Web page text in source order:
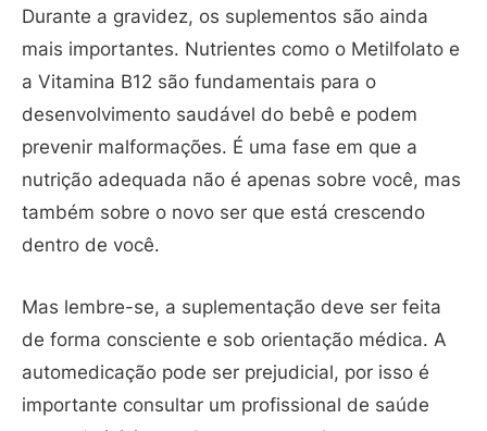
Durante a gravidez, os suplementos são ainda
mais importantes. Nutrientes como o Metilfolato e
a Vitamina B12 são fundamentais para o
desenvolvimento saudável do bebê e podem
prevenir malformações. É uma fase em que a
nutrição adequada não é apenas sobre você, mas
também sobre o novo ser que está crescendo
dentro de você.
Mas lembre-se, a suplementação deve ser feita
de forma consciente e sob orientação médica. A
automedicação pode ser prejudicial, por isso é
importante consultar um profissional de saúde